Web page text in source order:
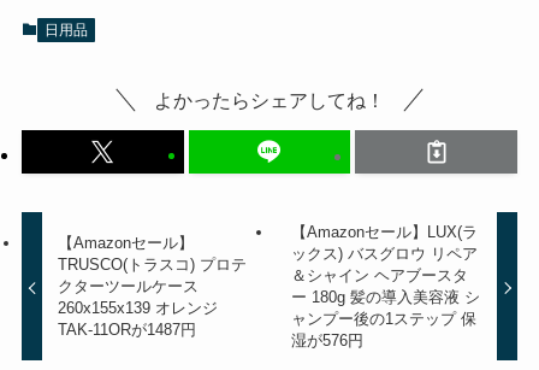
日用品
よかったらシェアしてね！
【Amazonセール】
TRUSCO(トラスコ) プロテ
クターツールケース
260x155x139 オレンジ
TAK-11ORが1487円
【Amazonセール】LUX(ラ
ックス) バスグロウ リペア
＆シャイン ヘアブースタ
ー 180g 髪の導入美容液 シ
ャンプー後の1ステップ 保
湿が576円